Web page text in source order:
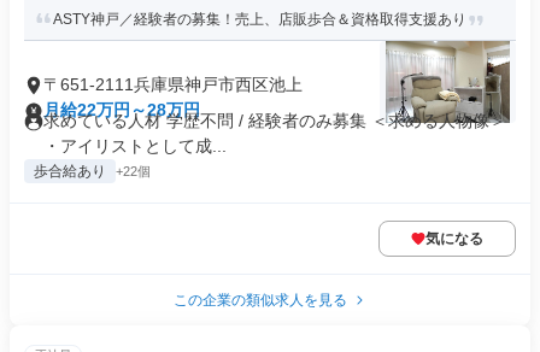
ASTY神戸／経験者の募集！売上、店販歩合＆資格取得支援あり
〒651-2111兵庫県神戸市西区池上
月給22万円～28万円
求めている人材 学歴不問 / 経験者のみ募集 ＜求める人物像＞
・アイリストとして成...
歩合給あり +22個
気になる
この企業の類似求人を見る